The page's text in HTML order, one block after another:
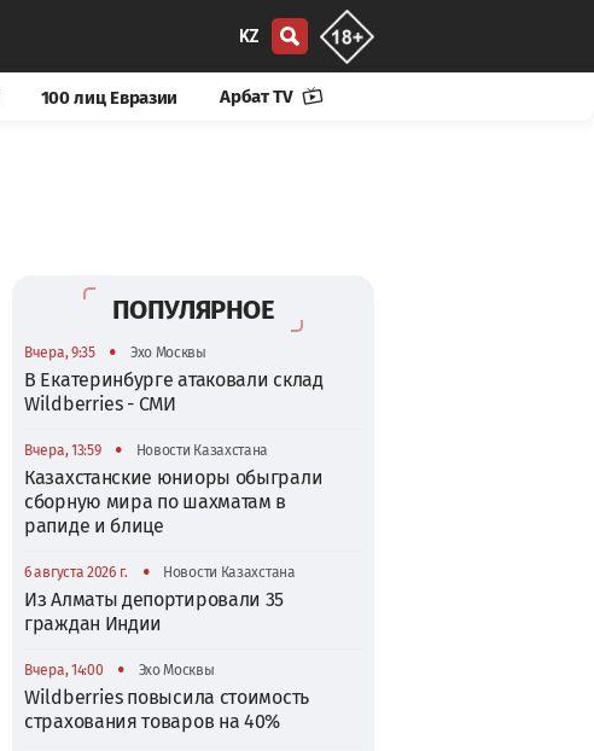
KZ
100 лиц Евразии Арбат TV
ПОПУЛЯРНОЕ
Вчера, 9:35 • Эхо Москвы
В Екатеринбурге атаковали склад
Wildberries - СМИ
Вчера, 13:59 • Новости Казахстана
Казахстанские юниоры обыграли
сборную мира по шахматам в
рапиде и блице
6 августа 2026 г. • Новости Казахстана
Из Алматы депортировали 35
граждан Индии
Вчера, 14:00 • Эхо Москвы
Wildberries повысила стоимость
страхования товаров на 40%